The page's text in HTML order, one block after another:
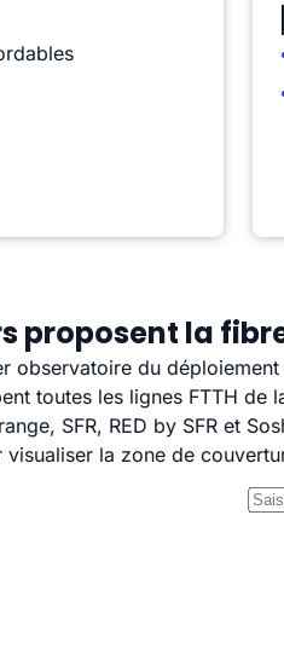
proposent la
observatoire du déploiement
toutes les lignes FTTH de
SFR, RED by SFR et
visualiser la zone de